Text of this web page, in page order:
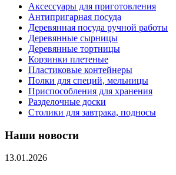
Аксессуары для приготовления
Антипригарная посуда
Деревянная посуда ручной работы
Деревянные сырницы
Деревянные тортницы
Корзинки плетеные
Пластиковые контейнеры
Полки для специй, мельницы
Приспособления для хранения
Разделочные доски
Столики для завтрака, подносы
Наши новости
13.01.2026